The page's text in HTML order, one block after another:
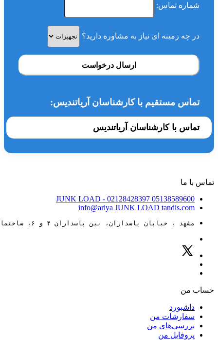
شماره تماس:
در چه زمینه ای نیاز به مشاوره دارید؟
ارسال درخواست
تماس مستقیم با کارشناسان آریاتندیس:
تماس با کارشناسان آریاتندیس
تماس با ما
05138589600
JUNK LOAD - 02128428397
info@ariya JUNK LOAD tandis.com
مشهد ، خیابان پاسداران، بین پاسداران ۴ و ۶، ساختمان ۸۸
حساب من
داشبورد
سفارشات من
بررسی‌های من
پروفایل من